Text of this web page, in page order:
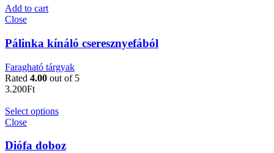
Add to cart
Close
Pálinka kínáló cseresznyefából
Faragható tárgyak
Rated 4.00 out of 5
3.200Ft
Select options
Close
Diófa doboz